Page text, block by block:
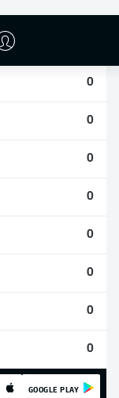
0
0
0
0
0
0
0
0
GOOGLE PLAY